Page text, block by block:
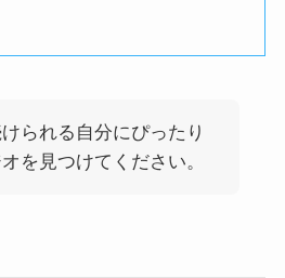
られる自分にぴったり
を見つけてください。